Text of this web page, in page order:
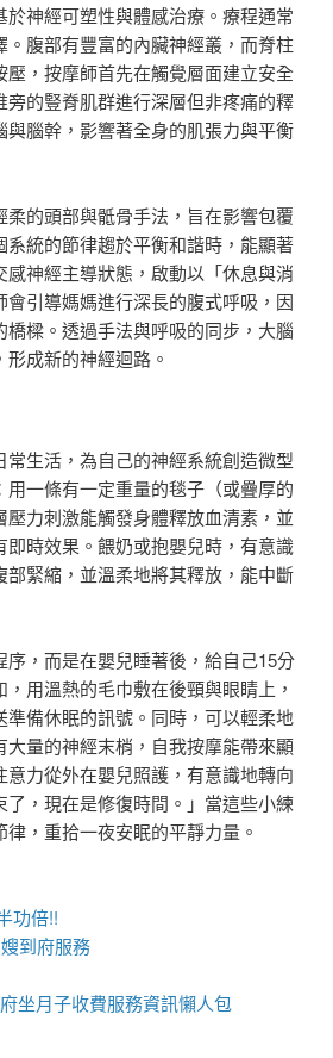
神經可塑性與體感治療。療程通常
腹部有豐富的內臟神經叢，而脊柱
，按摩師首先在觸覺層面建立安全
的豎脊肌群進行深層但非疼痛的釋
腦幹，影響著全身的肌張力與平衡
的頭部與骶骨手法，旨在影響包覆
統的節律趨於平衡和諧時，能顯著
神經主導狀態，啟動以「休息與消
引導媽媽進行深長的腹式呼吸，因
樑。透過手法與呼吸的同步，大腦
成新的神經迴路。
生活，為自己的神經系統創造微型
一條有一定重量的毯子（或疊厚的
力刺激能觸發身體釋放血清素，並
時效果。餵奶或抱嬰兒時，有意識
緊縮，並溫柔地將其釋放，能中斷
，而是在嬰兒睡著後，給自己15分
用溫熱的毛巾敷在後頸與眼睛上，
備休眠的訊號。同時，可以輕柔地
量的神經末梢，自我按摩能帶來顯
力從外在嬰兒照護，有意識地轉向
，現在是修復時間。」當這些小練
，重拾一夜安眠的平靜力量。
功倍!!
到府服務
坐月子收費服務資訊懶人包